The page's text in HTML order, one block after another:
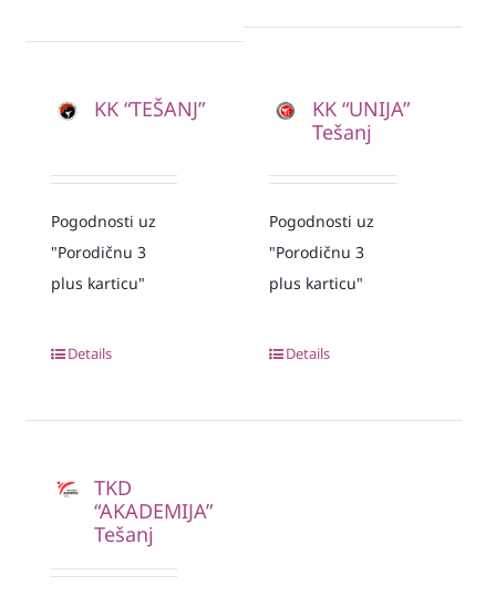
KK “TEŠANJ”
Pogodnosti uz
"Porodičnu 3
plus karticu"
Details
KK “UNIJA”
Tešanj
Pogodnosti uz
"Porodičnu 3
plus karticu"
Details
TKD
“AKADEMIJA”
Tešanj